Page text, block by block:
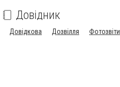
Довідник
Довідкова Дозвілля Фотозвіти